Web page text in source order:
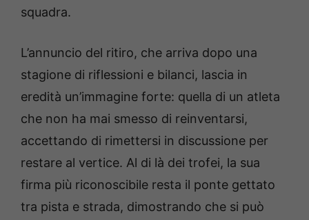
squadra.
L’annuncio del ritiro, che arriva dopo una
stagione di riflessioni e bilanci, lascia in
eredità un’immagine forte: quella di un atleta
che non ha mai smesso di reinventarsi,
accettando di rimettersi in discussione per
restare al vertice. Al di là dei trofei, la sua
firma più riconoscibile resta il ponte gettato
tra pista e strada, dimostrando che si può